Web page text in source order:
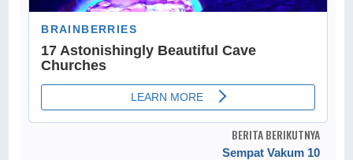
BERITA BERIKUTNYA
Sempat Vakum 10